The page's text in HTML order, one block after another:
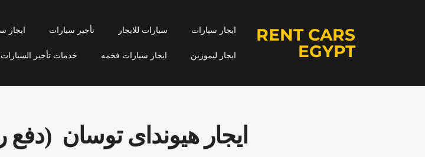
RENT CARS
EGYPT
ايجار سيارات سيارات للايجار تأجير سيارات ايجار
ايجار ليموزين ايجار سيارات فخمه خدمات تأجير السيارات
ايجار هيونداى توسان (دفع